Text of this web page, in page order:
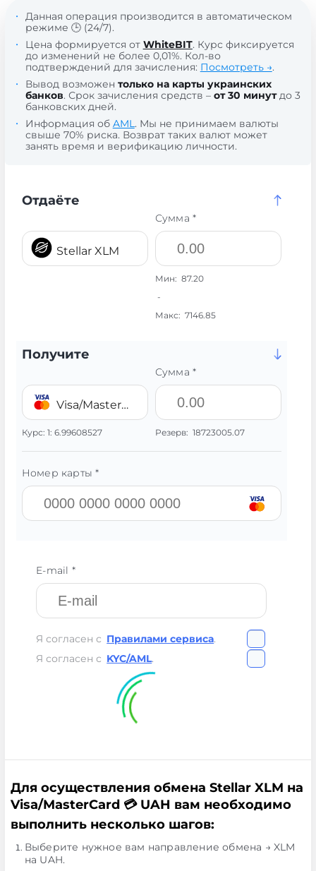
Данная операция производится в автоматическом
режиме 🕒 (24/7).
Цена формируется от WhiteBIT. Курс фиксируется
до изменений не более 0,01%. Кол-во
подтверждений для зачисления: Посмотреть →.
Вывод возможен только на карты украинских
банков. Срок зачисления средств – от 30 минутдо 3
банковских дней.
Информация об AML. Мы не принимаем валюты
свыше 70% риска. Возврат таких валют может
занять время и верификацию личности.
Отдаёте
Stellar XLM
Сумма *
Мин: 87.20
-
Макс: 7146.85
Получите
Visa/MasterCard 💳 UAH
Курс: 1: 6.99608527
Сумма *
Резерв: 18723005.07
Номер карты *
E-mail *
Я согласен с Правилами сервиса.
Я согласен с KYC/AML.
Для осуществления обмена Stellar XLM на
Visa/MasterCard 💳 UAH вам необходимо
выполнить несколько шагов:
Выберите нужное вам направление обмена → XLM
на UAH.